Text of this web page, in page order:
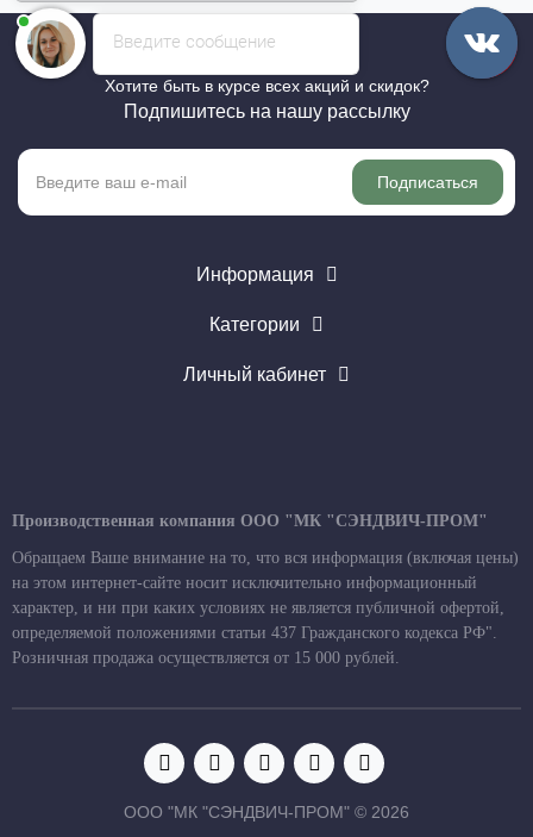
Хотите быть в курсе всех акций и скидок?
Подпишитесь на нашу рассылку
Подписаться
Информация
Категории
Личный кабинет
Производственная компания ООО "МК "СЭНДВИЧ-ПРОМ"
Обращаем Ваше внимание на то, что вся информация (включая цены)
на этом интернет-сайте носит исключительно информационный
характер, и ни при каких условиях не является публичной офертой,
определяемой положениями статьи 437 Гражданского кодекса РФ".
Розничная продажа осуществляется от 15 000 рублей.
ООО "МК "СЭНДВИЧ-ПРОМ" © 2026
Введите сообщение